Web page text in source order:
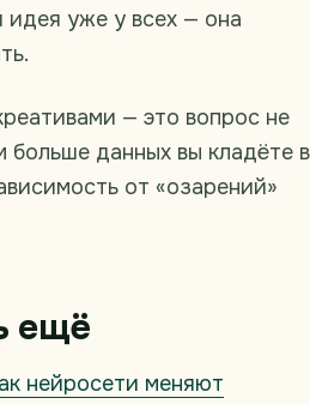
идея уже у всех — она
— это вопрос не
больше данных вы кладёте в
от «озарений»
ещё
нейросети меняют